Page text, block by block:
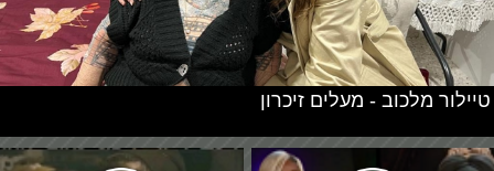
טיילור מלכוב - מעלים זיכרון